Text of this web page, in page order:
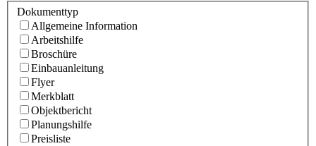
Dokumenttyp
Allgemeine Information
Arbeitshilfe
Broschüre
Einbauanleitung
Flyer
Merkblatt
Objektbericht
Planungshilfe
Preisliste